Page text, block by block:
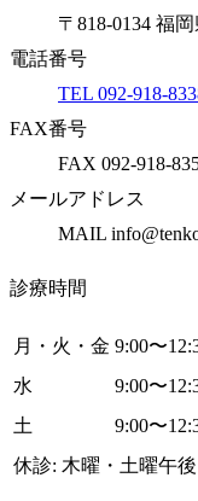
〒818-0134 福
電話番号
TEL 092-918-
FAX番号
FAX 092-918-
メールアドレス
MAIL
診療時間
月・火・金 9:00〜
水
9:00〜
土
9:00〜
休診: 木曜・土曜午